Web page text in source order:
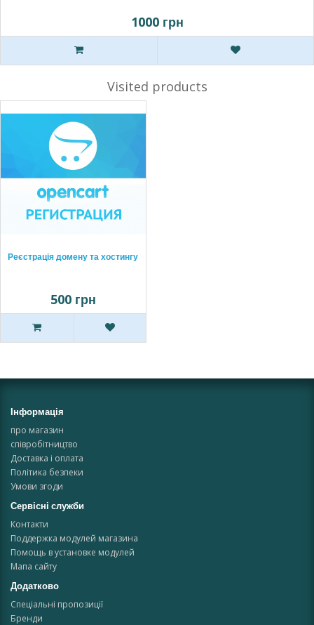
1000 грн
Visited products
Реєстрація домену та хостингу
500 грн
Інформація
про магазин
співробітництво
Доставка і оплата
Політика безпеки
Умови згоди
Сервісні служби
Контакти
Поддержка модулей магазина
Помощь в установке модулей
Мапа сайту
Додатково
Спеціальні пропозиції
Бренди